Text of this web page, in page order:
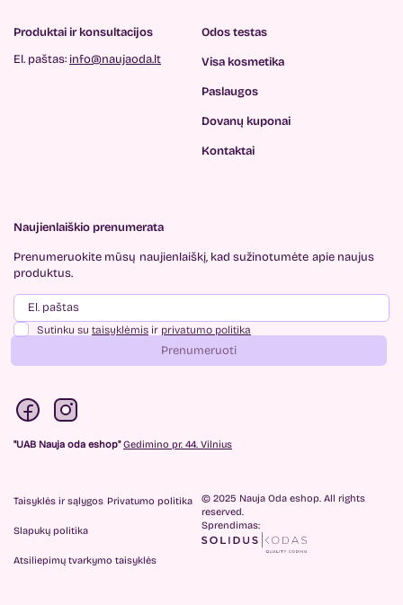
Produktai ir konsultacijos
El. paštas: info@naujaoda.lt
Odos testas
Visa kosmetika
Paslaugos
Dovanų kuponai
Kontaktai
Naujienlaiškio prenumerata
Prenumeruokite mūsų naujienlaiškį, kad sužinotumėte apie naujus
produktus.
Sutinku su taisyklėmis ir privatumo politika
Prenumeruoti
"UAB Nauja oda eshop" Gedimino pr. 44. Vilnius
Taisyklės ir sąlygos Privatumo politika
Slapukų politika
Atsiliepimų tvarkymo taisyklės
© 2025 Nauja Oda eshop. All rights
reserved.
Sprendimas: